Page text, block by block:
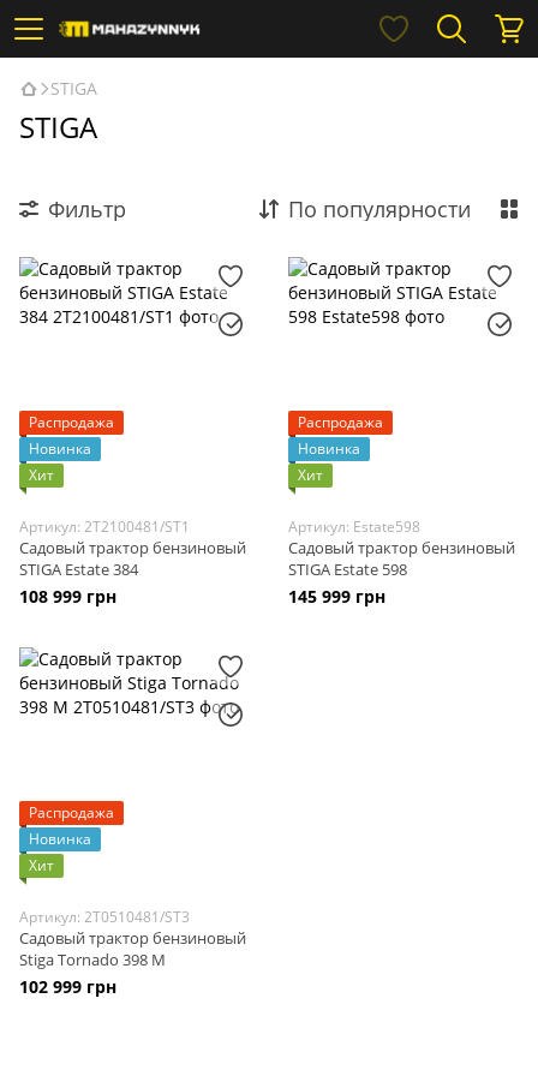
STIGA
STIGA
Фильтр По популярности
Распродажа
Новинка
Хит
Артикул: 2T2100481/ST1
Садовый трактор бензиновый
STIGA Estate 384
108 999 грн
Распродажа
Новинка
Хит
Артикул: Estate598
Садовый трактор бензиновый
STIGA Estate 598
145 999 грн
Распродажа
Новинка
Хит
Артикул: 2T0510481/ST3
Садовый трактор бензиновый
Stiga Tornado 398 М
102 999 грн